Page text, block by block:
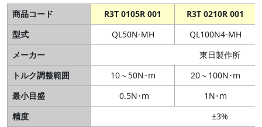
商品コード R3T 0105R 001
R3T 0210R 001
型式
QL50N-MH
QL100N4-MH
メーカー
東日製作所
トルク調整範囲
10～50N･m
20～100N･m
最小目盛
0.5N･m
1N･m
精度
±3%